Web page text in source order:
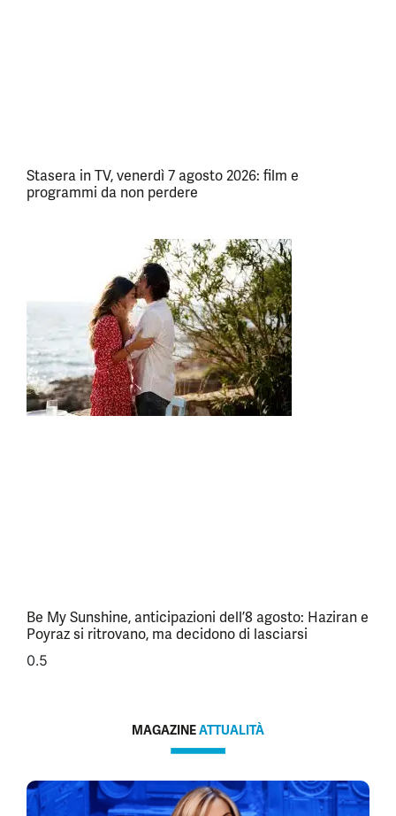
Stasera in TV, venerdì 7 agosto 2026: film e
programmi da non perdere
Be My Sunshine, anticipazioni dell’8 agosto: Haziran e
Poyraz si ritrovano, ma decidono di lasciarsi
MAGAZINEATTUALITÀ